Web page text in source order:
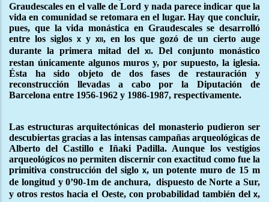
Graudescales en el valle de Lord y nada parece indicar que la
vida en comunidad se retomara en el lugar. Hay que concluir,
pues, que la vida monástica en Graudescales se desarrolló
entre los siglos xy xii, en los que gozó de un cierto auge
durante la primera mitad del xi. Del conjunto monástico
restan únicamente algunos muros y, por supuesto, la iglesia.
Ésta ha sido objeto de dos fases de restauración y
reconstrucción llevadas a cabo por la Diputación de
Barcelona entre 1956-1962 y 1986-1987, respectivamente.
Las estructuras arquitectónicas del monasterio pudieron ser
descubiertas gracias a las intensas campañas arqueológicas de
Alberto del Castillo e Iñaki Padilla. Aunque los vestigios
arqueológicos no permiten discernir con exactitud como fue la
primitiva construcción del siglo x, un potente muro de 15 m
de longitud y 0’90-1m de anchura, dispuesto de Norte a Sur,
y otros restos hacia el Oeste, con probabilidad también del x,